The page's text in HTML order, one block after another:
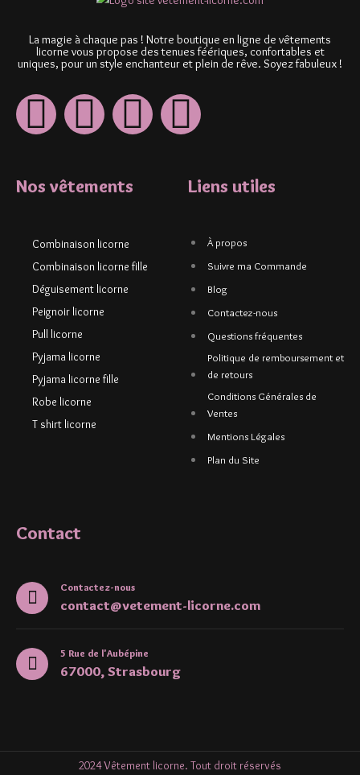
La magie à chaque pas ! Notre boutique en ligne de vêtements
licorne vous propose des tenues féériques, confortables et
uniques, pour un style enchanteur et plein de rêve. Soyez fabuleux !
Nos vêtements
Combinaison licorne
Combinaison licorne fille
Déguisement licorne
Peignoir licorne
Pull licorne
Pyjama licorne
Pyjama licorne fille
Robe licorne
T shirt licorne
Liens utiles
À propos
Suivre ma Commande
Blog
Contactez-nous
Questions fréquentes
Politique de remboursement et
de retours
Conditions Générales de
Ventes
Mentions Légales
Plan du Site
Contact
Contactez-nous
contact@vetement-licorne.com
5 Rue de l'Aubépine
67000, Strasbourg
2024 Vêtement licorne. Tout droit réservés